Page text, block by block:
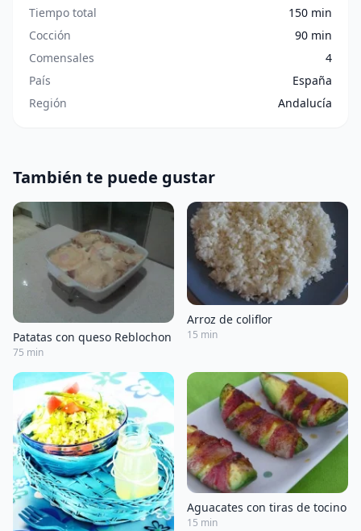
Tiempo total
150 min
Cocción
90 min
Comensales
4
País
España
Región
Andalucía
También te puede gustar
Patatas con queso Reblochon
75 min
Arroz de coliflor
15 min
Aguacates con tiras de tocino
15 min